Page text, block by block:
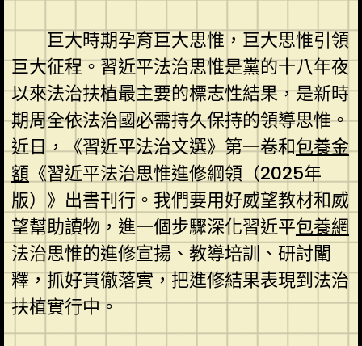
巨大時期孕育巨大思惟，巨大思惟引領
巨大征程。習近平法治思惟是黨的十八年夜
以來法治扶植最主要的標志性結果，是新時
期周全依法治國必需持久保持的領導思惟。
近日，《習近平法治文選》第一卷和包養金
額 《習近平法治思惟進修綱領（2025年
版）》出書刊行。我們要用好威望教材和威
望幫助讀物，進一個步驟深化習近平包養網
法治思惟的進修宣揚、教導培訓、研討闡
釋，抓好貫徹落實，把進修結果表現到法治
扶植實行中。